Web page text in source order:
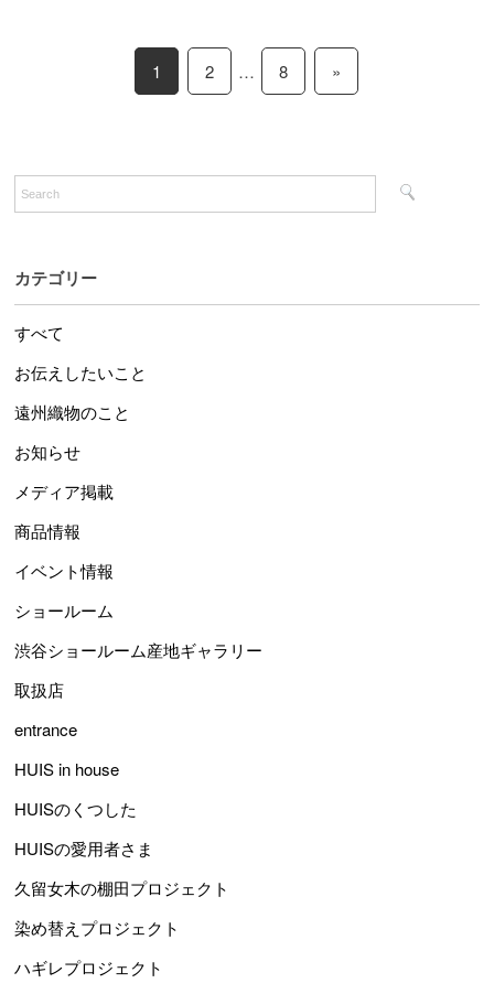
1 2 … 8 »
カテゴリー
すべて
お伝えしたいこと
遠州織物のこと
お知らせ
メディア掲載
商品情報
イベント情報
ショールーム
渋谷ショールーム産地ギャラリー
取扱店
entrance
HUIS in house
HUISのくつした
HUISの愛用者さま
久留女木の棚田プロジェクト
染め替えプロジェクト
ハギレプロジェクト